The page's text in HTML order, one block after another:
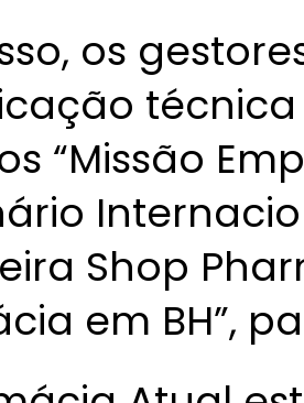
os
“Missão
Shop
em BH”,